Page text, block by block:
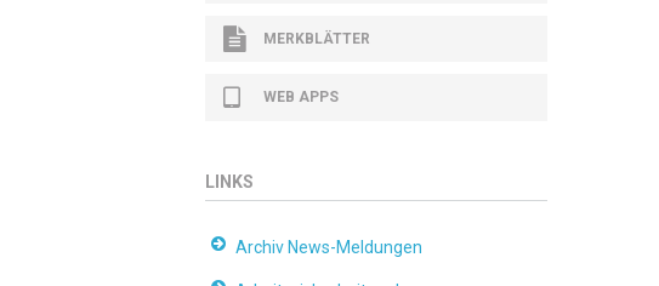
MERKBLÄTTER
WEB APPS
LINKS
Archiv News-Meldungen